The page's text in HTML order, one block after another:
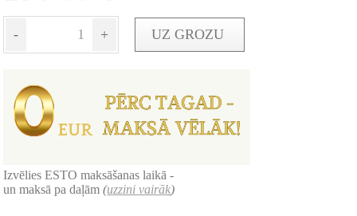
- + UZ GROZU
Izvēlies ESTO maksāšanas laikā -
un maksā pa daļām(uzzini vairāk)